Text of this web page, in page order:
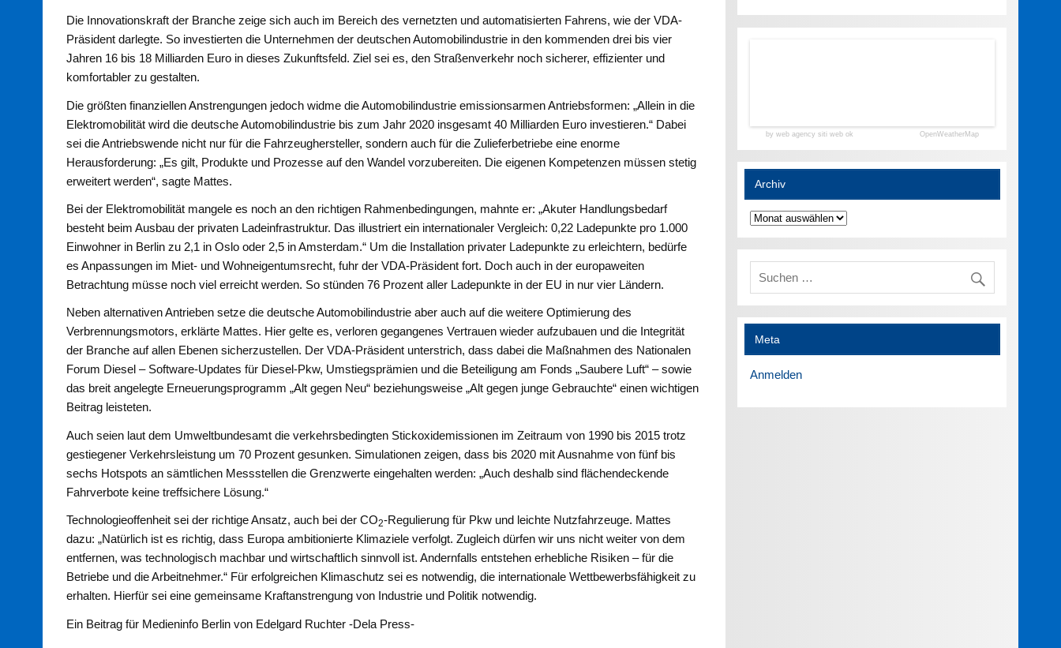
Die Innovationskraft der Branche zeige sich auch im Bereich des vernetzten und automatisierten Fahrens, wie der VDA-
Präsident darlegte. So investierten die Unternehmen der deutschen Automobilindustrie in den kommenden drei bis vier
Jahren 16 bis 18 Milliarden Euro in dieses Zukunftsfeld. Ziel sei es, den Straßenverkehr noch sicherer, effizienter und
komfortabler zu gestalten.
Die größten finanziellen Anstrengungen jedoch widme die Automobilindustrie emissionsarmen Antriebsformen: „Allein in die
Elektromobilität wird die deutsche Automobilindustrie bis zum Jahr 2020 insgesamt 40 Milliarden Euro investieren.“ Dabei
sei die Antriebswende nicht nur für die Fahrzeughersteller, sondern auch für die Zulieferbetriebe eine enorme
Herausforderung: „Es gilt, Produkte und Prozesse auf den Wandel vorzubereiten. Die eigenen Kompetenzen müssen stetig
erweitert werden“, sagte Mattes.
Bei der Elektromobilität mangele es noch an den richtigen Rahmenbedingungen, mahnte er: „Akuter Handlungsbedarf
besteht beim Ausbau der privaten Ladeinfrastruktur. Das illustriert ein internationaler Vergleich: 0,22 Ladepunkte pro 1.000
Einwohner in Berlin zu 2,1 in Oslo oder 2,5 in Amsterdam.“ Um die Installation privater Ladepunkte zu erleichtern, bedürfe
es Anpassungen im Miet- und Wohneigentumsrecht, fuhr der VDA-Präsident fort. Doch auch in der europaweiten
Betrachtung müsse noch viel erreicht werden. So stünden 76 Prozent aller Ladepunkte in der EU in nur vier Ländern.
Neben alternativen Antrieben setze die deutsche Automobilindustrie aber auch auf die weitere Optimierung des
Verbrennungsmotors, erklärte Mattes. Hier gelte es, verloren gegangenes Vertrauen wieder aufzubauen und die Integrität
der Branche auf allen Ebenen sicherzustellen. Der VDA-Präsident unterstrich, dass dabei die Maßnahmen des Nationalen
Forum Diesel – Software-Updates für Diesel-Pkw, Umstiegsprämien und die Beteiligung am Fonds „Saubere Luft“ – sowie
das breit angelegte Erneuerungsprogramm „Alt gegen Neu“ beziehungsweise „Alt gegen junge Gebrauchte“ einen wichtigen
Beitrag leisteten.
Auch seien laut dem Umweltbundesamt die verkehrsbedingten Stickoxidemissionen im Zeitraum von 1990 bis 2015 trotz
gestiegener Verkehrsleistung um 70 Prozent gesunken. Simulationen zeigen, dass bis 2020 mit Ausnahme von fünf bis
sechs Hotspots an sämtlichen Messstellen die Grenzwerte eingehalten werden: „Auch deshalb sind flächendeckende
Fahrverbote keine treffsichere Lösung.“
Technologieoffenheit sei der richtige Ansatz, auch bei der CO2-Regulierung für Pkw und leichte Nutzfahrzeuge. Mattes
dazu: „Natürlich ist es richtig, dass Europa ambitionierte Klimaziele verfolgt. Zugleich dürfen wir uns nicht weiter von dem
entfernen, was technologisch machbar und wirtschaftlich sinnvoll ist. Andernfalls entstehen erhebliche Risiken – für die
Betriebe und die Arbeitnehmer.“ Für erfolgreichen Klimaschutz sei es notwendig, die internationale Wettbewerbsfähigkeit zu
erhalten. Hierfür sei eine gemeinsame Kraftanstrengung von Industrie und Politik notwendig.
Ein Beitrag für Medieninfo Berlin von Edelgard Ruchter -Dela Press-
by web agency siti web ok OpenWeatherMap
Archiv
Archiv
Meta
Anmelden